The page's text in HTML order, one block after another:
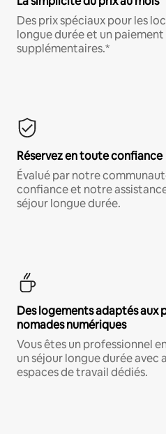
Des prix spéciaux pour les
longue durée et un
supplémentaires.*
Réservez en toute confiance
Évalué par notre
confiance et notre
séjour longue durée.
Des logements adaptés aux
nomades numériques
Vous êtes un professionnel
un séjour longue durée
espaces de travail dédiés.